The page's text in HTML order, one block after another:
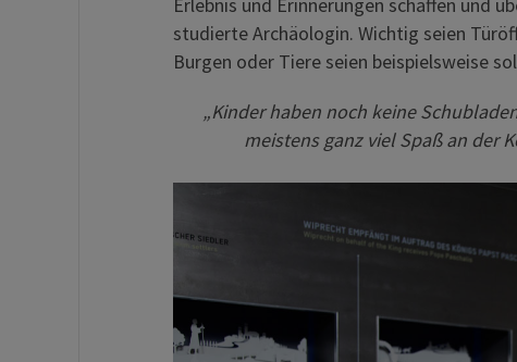
studierte Archäologin. Wichtig seien
Burgen oder Tiere seien beispielsweise
„Kinder haben noch keine
meistens ganz viel Spaß an der